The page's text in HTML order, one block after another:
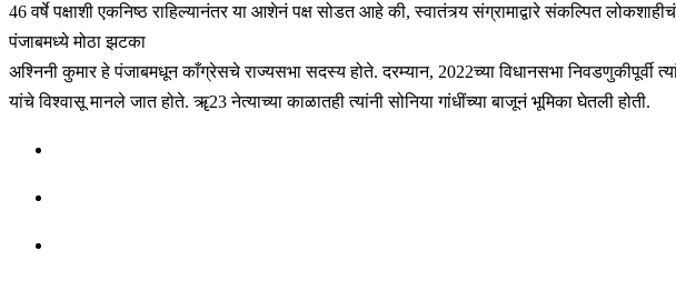
46 वर्षे पक्षाशी एकनिष्ठ राहिल्यानंतर या आशेनं पक्ष सोडत आहे की, स्वातंत्र्य संग्रामाद्वारे संकल्पित
पंजाबमध्ये मोठा झटका
अश्निनी कुमार हे पंजाबमधून काँग्रेसचे राज्यसभा सदस्य होते. दरम्यान, 2022च्या विधानसभा निवडणुकीपूर्वी
यांचे विश्वासू मानले जात होते. ॠ23 नेत्याच्या काळातही त्यांनी सोनिया गांधींच्या बाजूनं भूमिका घेतली होती.